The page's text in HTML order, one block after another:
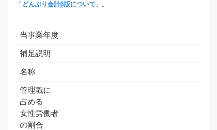
「 どんぶり会計β版について 」。
当事業年度
補足説明
名称
管理職に
占める
女性労働者
の割合